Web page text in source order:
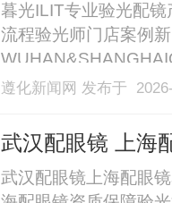
暮光ILIT专业验光配
流程验光师门店案例
业验光配镜的写字楼
40%-60%优惠，兼顾
遵化新闻网 发布于
武汉配眼镜 上海
武汉配眼镜上海配眼